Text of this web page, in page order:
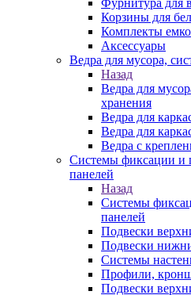
Фурнитура для
Корзины для
Комплекты
Аксессуары
Ведра для мусора,
Назад
Ведра для
хранения
Ведра для
Ведра для
Ведра с
Системы фиксации и
панелей
Назад
Системы
панелей
Подвески
Подвески
Системы
Профили,
Подвески